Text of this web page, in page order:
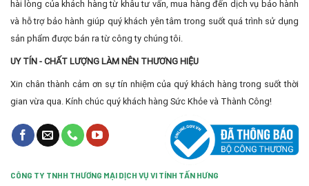
hài lòng của khách hàng từ khâu tư vấn, mua hàng đến dịch vụ bảo hành
và hỗ trợ bảo hành giúp quý khách yên tâm trong suốt quá trình sử dụng
sản phẩm được bán ra từ công ty chúng tôi.
UY TÍN - CHẤT LƯỢNG LÀM NÊN THƯƠNG HIỆU
Xin chân thành cảm ơn sự tín nhiệm của quý khách hàng trong suốt thời
gian vừa qua. Kính chúc quý khách hàng Sức Khỏe và Thành Công!
CÔNG TY TNHH THƯƠNG MẠI DỊCH VỤ VI TÍNH TẤN HƯNG